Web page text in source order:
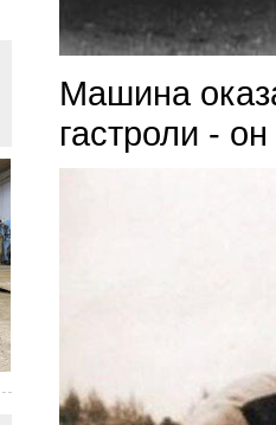
Машина
гастроли -